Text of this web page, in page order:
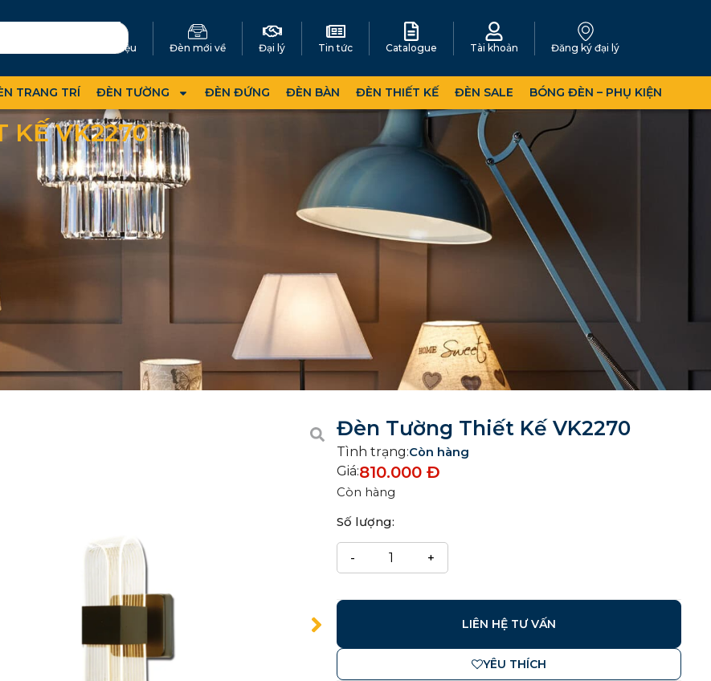
Giới thiệu Đèn mới về Đại lý Tin tức Catalogue Tài khoản Đăng ký đại lý
TRANG TRÍ ĐÈN TƯỜNG ĐÈN ĐỨNG ĐÈN BÀN ĐÈN THIẾT KẾ ĐÈN SALE BÓNG ĐÈN – PHỤ KIỆN
KẾ VK2270
Đèn Tường Thiết Kế VK2270
Tình trạng:Còn hàng
Giá:810.000Đ
Còn hàng
Số lượng:
LIÊN HỆ TƯ VẤN
YÊU THÍCH